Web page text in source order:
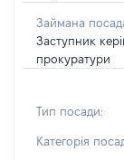
Займана
Заступник
прокуратури
Тип посади:
Категорія